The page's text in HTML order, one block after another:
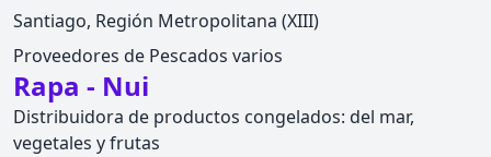
Santiago, Región Metropolitana (XIII)
Proveedores de Pescados varios
Rapa - Nui
Distribuidora de productos congelados: del mar,
vegetales y frutas